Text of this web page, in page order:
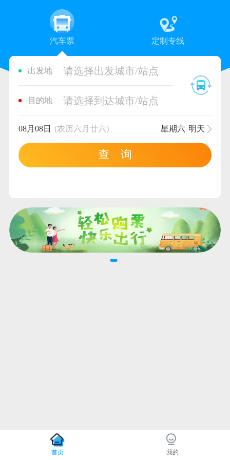
汽车票 定制专线
出发地 请选择出发城市/站点
目的地 请选择到达城市/站点
08月08日 (农历六月廿六) 星期六 明天
查 询
首页 我的